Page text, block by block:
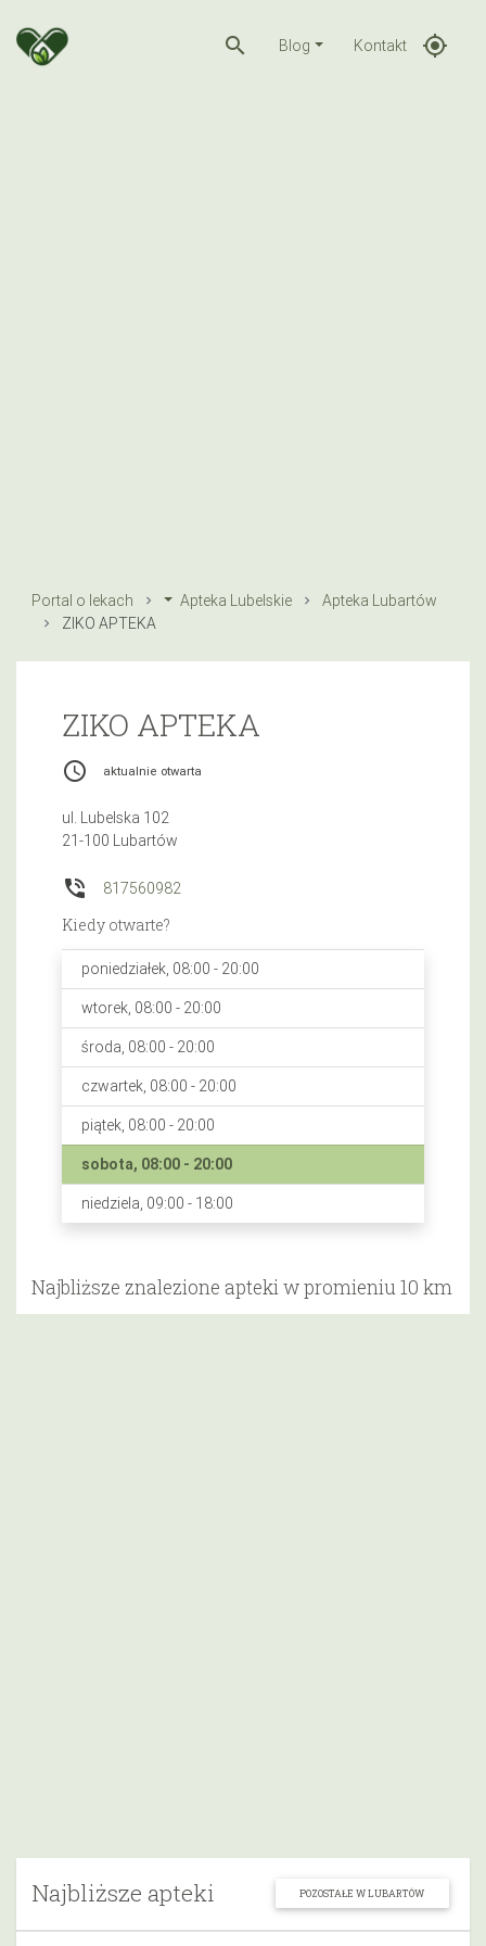
search Blog Kontakt gps_fixed
Portal o lekach Apteka Lubelskie
Apteka Lubartów
ZIKO APTEKA
Najbliższe apteki POZOSTAŁE W LUBARTÓW
ZIKO APTEKA
access_time aktualnie otwarta
ul. Lubelska 102
21-100 Lubartów
phone_in_talk 817560982
Kiedy otwarte?
poniedziałek, 08:00 - 20:00
wtorek, 08:00 - 20:00
środa, 08:00 - 20:00
czwartek, 08:00 - 20:00
piątek, 08:00 - 20:00
sobota, 08:00 - 20:00
niedziela, 09:00 - 18:00
Najbliższe znalezione apteki w promieniu 10 km